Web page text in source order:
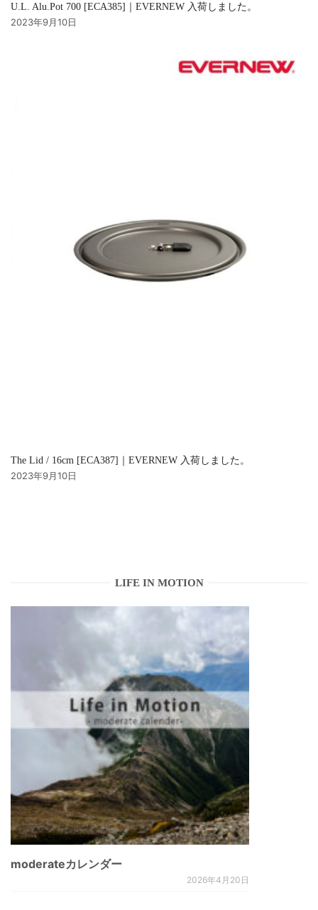
U.L. Alu.Pot 700 [ECA385]｜EVERNEW 入荷しました。
2023年9月10日
The Lid / 16cm [ECA387]｜EVERNEW 入荷しました。
2023年9月10日
LIFE IN MOTION
moderateカレンダー
2026年4月20日